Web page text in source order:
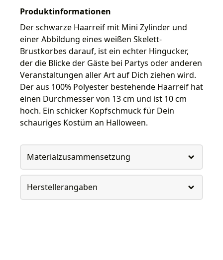
Produktinformationen
Der schwarze Haarreif mit Mini Zylinder und
einer Abbildung eines weißen Skelett-
Brustkorbes darauf, ist ein echter Hingucker,
der die Blicke der Gäste bei Partys oder anderen
Veranstaltungen aller Art auf Dich ziehen wird.
Der aus 100% Polyester bestehende Haarreif hat
einen Durchmesser von 13 cm und ist 10 cm
hoch. Ein schicker Kopfschmuck für Dein
schauriges Kostüm an Halloween.
Materialzusammensetzung
Herstellerangaben